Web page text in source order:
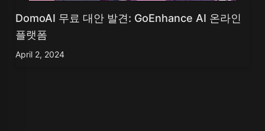
DomoAI 무료 대안 발견: GoEnhance AI 온라인
플랫폼
April 2, 2024